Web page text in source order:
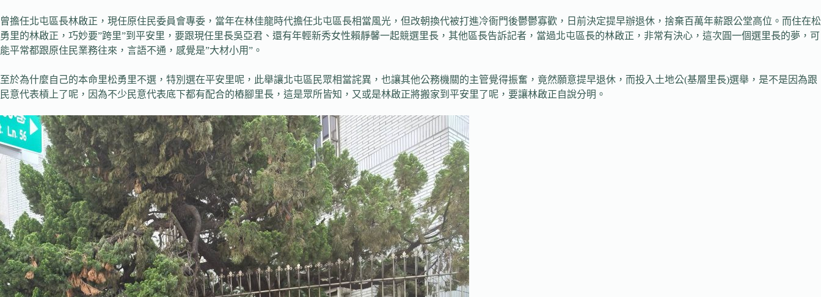
曾擔任北屯區長林啟正，現任原住民委員會專委，當年在林佳龍時代擔任北屯區長相當風光，但改朝換代被打進冷衙門後鬱鬱寡歡，日前決定提早辦退休，捨棄百萬年薪跟公堂高位。而住在松
勇里的林啟正，巧妙要”跨里”到平安里，要跟現任里長吳亞君、還有年輕新秀女性賴靜馨一起競選里長，其他區長告訴記者，當過北屯區長的林啟正，非常有決心，這次圓一個選里長的夢，可
能平常都跟原住民業務往來，言語不通，感覺是”大材小用”。
至於為什麼自己的本命里松勇里不選，特別選在平安里呢，此舉讓北屯區民眾相當詫異，也讓其他公務機關的主管覺得振奮，竟然願意提早退休，而投入土地公(基層里長)選舉，是不是因為跟
民意代表槓上了呢，因為不少民意代表底下都有配合的樁腳里長，這是眾所皆知，又或是林啟正將搬家到平安里了呢，要讓林啟正自說分明。